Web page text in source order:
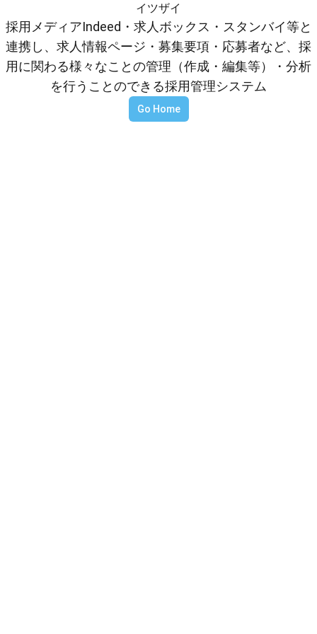
イツザイ
採用メディアIndeed・求人ボックス・スタンバイ等と
連携し、求人情報ページ・募集要項・応募者など、採
用に関わる様々なことの管理（作成・編集等）・分析
を行うことのできる採用管理システム
Go Home